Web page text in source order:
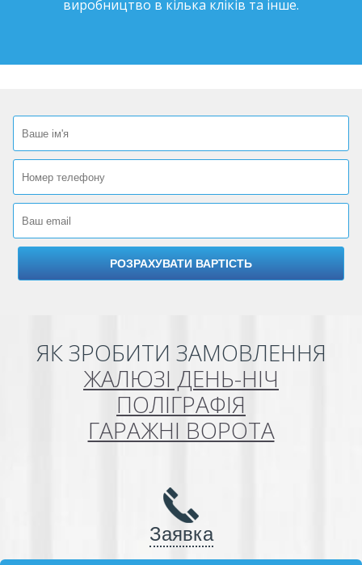
виробництво в кілька кліків та інше.
ЯК ЗРОБИТИ ЗАМОВЛЕННЯ
ЖАЛЮЗІ ДЕНЬ-НІЧ
ПОЛІГРАФІЯ
ГАРАЖНІ ВОРОТА
Заявка